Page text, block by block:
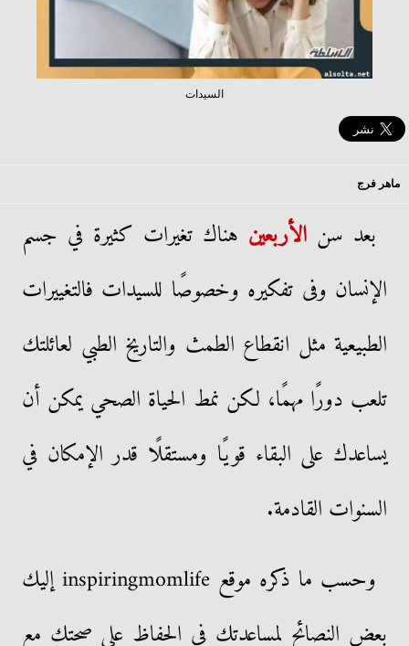
السيدات
ماهر فرج
بعد سن الأربعين هناك تغيرات كثيرة في جسم
الإنسان وفى تفكيره وخصوصًا للسيدات فالتغييرات
الطبيعية مثل انقطاع الطمث والتاريخ الطبي لعائلتك
تلعب دورًا مهمًا، لكن نمط الحياة الصحي يمكن أن
يساعدك على البقاء قويًا ومستقلًا قدر الإمكان في
السنوات القادمة.
وحسب ما ذكره موقع inspiringmomlife إليك
بعض النصائح لمساعدتك في الحفاظ على صحتك مع